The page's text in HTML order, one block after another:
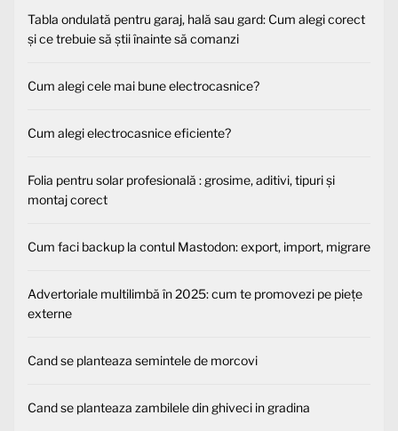
Tabla ondulată pentru garaj, hală sau gard: Cum alegi corect
și ce trebuie să știi înainte să comanzi
Cum alegi cele mai bune electrocasnice?
Cum alegi electrocasnice eficiente?
Folia pentru solar profesională : grosime, aditivi, tipuri și
montaj corect
Cum faci backup la contul Mastodon: export, import, migrare
Advertoriale multilimbă în 2025: cum te promovezi pe piețe
externe
Cand se planteaza semintele de morcovi
Cand se planteaza zambilele din ghiveci in gradina